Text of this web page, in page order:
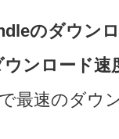
のダウン
ンロード速
最速のダウ